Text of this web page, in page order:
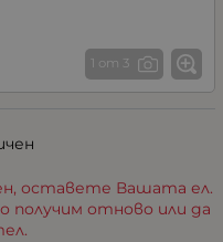
1 от 3
оставете Вашата ел.
получим отново или да